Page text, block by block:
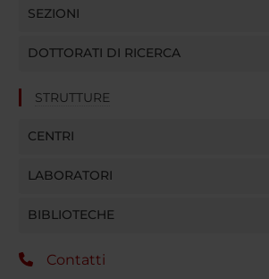
SEZIONI
DOTTORATI DI RICERCA
STRUTTURE
CENTRI
LABORATORI
BIBLIOTECHE
Contatti